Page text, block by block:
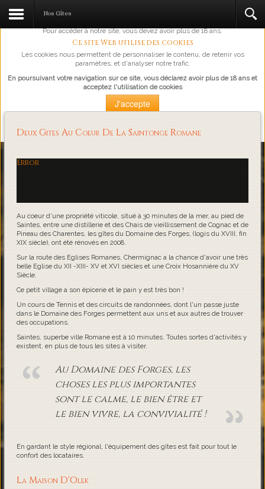
L'abus d'alcool est dangereux pour la santé, à consommer avec
Pour accéder à notre site, vous devez avoir plus de 18 ans.
Ce site Web utilise des cookies
Les cookies nous permettent de personnaliser le contenu, de retenir vos
paramètres, et d'analyser notre trafic.
En poursuivant votre navigation sur ce site, vous déclarez avoir plus de 18 ans et
acceptez l'utilisation de cookies
J'accepte
Loading...
Nos Gîtes
Deux Gites Au Coeur De La Saintonge Romane
Error
Au coeur d'une propriété viticole, situé à 30 minutes de la mer, au pied de
Saintes, entre une distillerie et des Chais de vieillissement de Cognac et de
Pineau des Charentes, les gîtes du Domaine des Forges, (logis du XVIII, fin
XIX siècle), ont été rénovés en 2008.
Sur la route des Eglises Romanes, Chermignac a la chance d'avoir une très
belle Eglise du XII -XIII- XV et XVI siècles et une Croix Hosannière du XV
Siècle.
Ce petit village a son épicerie et le pain y est très bon !
Un cours de Tennis et des circuits de randonnées, dont l'un passe juste
dans le Domaine des Forges permettent aux uns et aux autres de trouver
des occupations.
Saintes, superbe ville Romane est à 10 minutes. Toutes sortes d'activités y
existent, en plus de tous les sites à visiter.
Au Domaine des Forges, les
choses les plus importantes
sont le calme, le bien être et
le bien vivre, la convivialité !
En gardant le style régional, l'équipement des gîtes est fait pour tout le
confort des locataires.
La Maison D'Olek